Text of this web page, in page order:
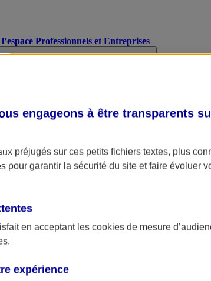
Professionnels et Entreprises
Mon AXA Assurance
vos contrats en poche !
engageons à être transparents
préjugés sur ces petits fichiers textes, plus
pour garantir la sécurité du site et faire évoluer
en acceptant les cookies de mesure
expérience